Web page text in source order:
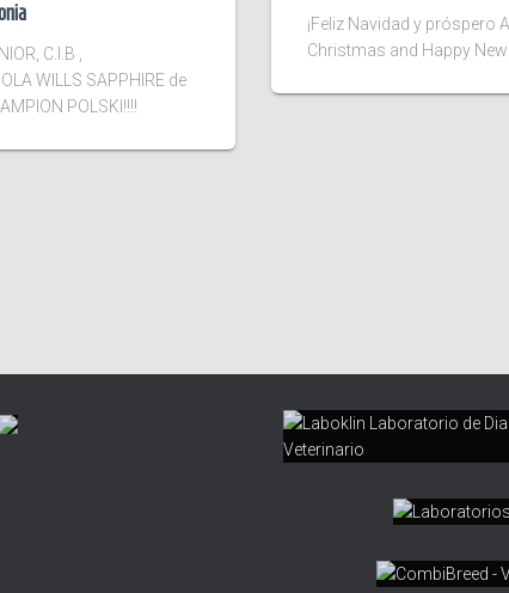
C.I.B ,
WILLS SAPPHIRE de
POLSKI!!!!
¡Feliz Navidad y próspero
Christmas and Happy New